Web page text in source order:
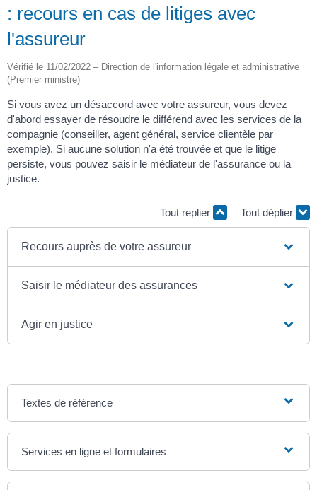
: recours en cas de litiges avec
l'assureur
Vérifié le 11/02/2022 – Direction de l'information légale et administrative
(Premier ministre)
Si vous avez un désaccord avec votre assureur, vous devez
d'abord essayer de résoudre le différend avec les services de la
compagnie (conseiller, agent général, service clientèle par
exemple). Si aucune solution n'a été trouvée et que le litige
persiste, vous pouvez saisir le médiateur de l'assurance ou la
justice.
Tout replier Tout déplier
Recours auprès de votre assureur
Saisir le médiateur des assurances
Agir en justice
Textes de référence
Services en ligne et formulaires